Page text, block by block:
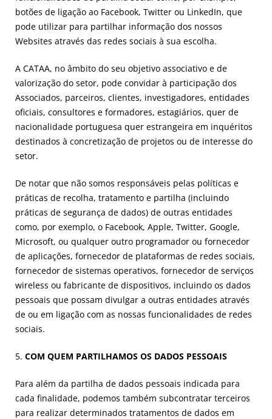
botões de ligação ao Facebook, Twitter ou LinkedIn, que
pode utilizar para partilhar informação dos nossos
Websites através das redes sociais à sua escolha.
A CATAA, no âmbito do seu objetivo associativo e de
valorização do setor, pode convidar à participação dos
Associados, parceiros, clientes, investigadores, entidades
oficiais, consultores e formadores, estagiários, quer de
nacionalidade portuguesa quer estrangeira em inquéritos
destinados à concretização de projetos ou de interesse do
setor.
De notar que não somos responsáveis pelas políticas e
práticas de recolha, tratamento e partilha (incluindo
práticas de segurança de dados) de outras entidades
como, por exemplo, o Facebook, Apple, Twitter, Google,
Microsoft, ou qualquer outro programador ou fornecedor
de aplicações, fornecedor de plataformas de redes sociais,
fornecedor de sistemas operativos, fornecedor de serviços
wireless ou fabricante de dispositivos, incluindo os dados
pessoais que possam divulgar a outras entidades através
de ou em ligação com as nossas funcionalidades de redes
sociais.
5. COM QUEM PARTILHAMOS OS DADOS PESSOAIS
Para além da partilha de dados pessoais indicada para
cada finalidade, podemos também subcontratar terceiros
para realizar determinados tratamentos de dados em